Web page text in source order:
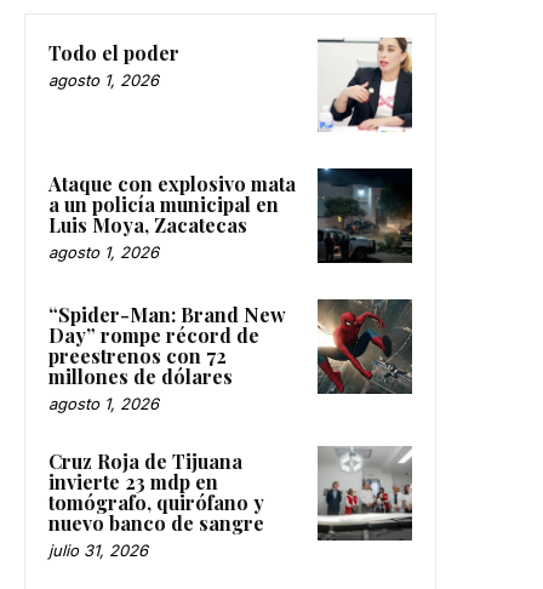
Todo el poder
agosto 1, 2026
Ataque con explosivo mata
a un policía municipal en
Luis Moya, Zacatecas
agosto 1, 2026
“Spider-Man: Brand New
Day” rompe récord de
preestrenos con 72
millones de dólares
agosto 1, 2026
Cruz Roja de Tijuana
invierte 23 mdp en
tomógrafo, quirófano y
nuevo banco de sangre
julio 31, 2026